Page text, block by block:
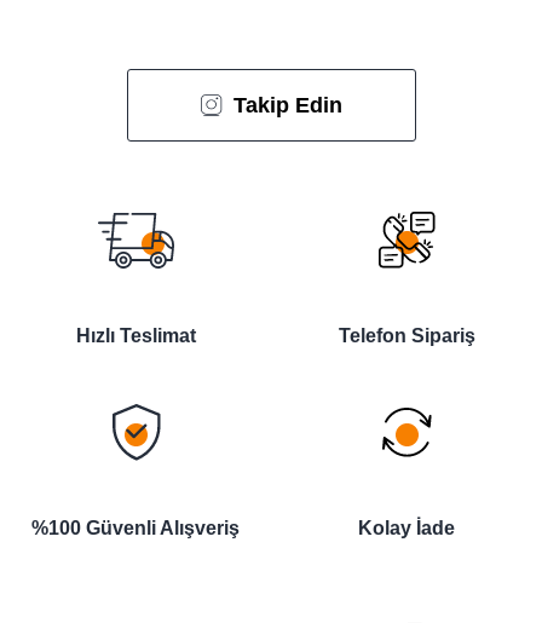
Takip Edin
Hızlı Teslimat Telefon Sipariş
%100 Güvenli Alışveriş Kolay İade